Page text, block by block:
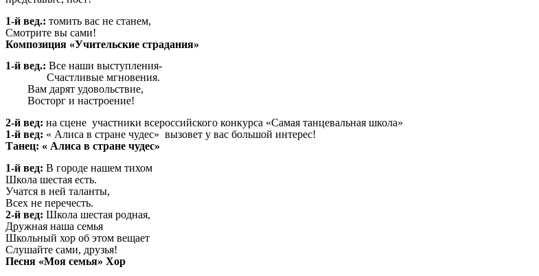
1-й вед.: томить вас не станем,
Смотрите вы сами!
Композиция «Учительские страдания»
1-й вед.: Все наши выступления-
Счастливые мгновения.
Вам дарят удовольствие,
Восторг и настроение!
2-й вед: на сцене участники всероссийского конкурса «Самая танцевальная школа»
1-й вед: « Алиса в стране чудес» вызовет у вас большой интерес!
Танец: « Алиса в стране чудес»
1-й вед: В городе нашем тихом
Школа шестая есть.
Учатся в ней таланты,
Всех не перечесть.
2-й вед: Школа шестая родная,
Дружная наша семья
Школьный хор об этом вещает
Слушайте сами, друзья!
Песня «Моя семья» Хор